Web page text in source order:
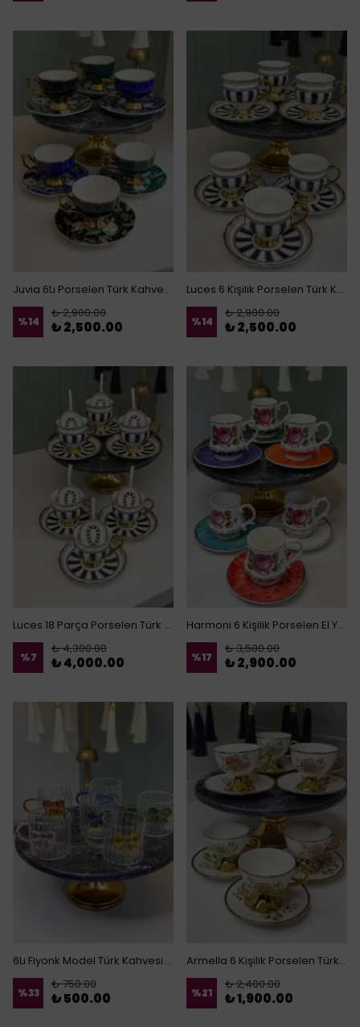
Juvia 6Lı Porselen Türk Kahvesi Fincanı
%14
₺ 2,900.00
₺ 2,500.00
Luces 6 Kişilik Porselen Türk Kahvesi Fincanı
%14
₺ 2,900.00
₺ 2,500.00
Luces 18 Parça Porselen Türk Kahvesi Fincanı Sunum
%7
₺ 4,300.00
₺ 4,000.00
Harmoni 6 Kişilik Porselen El Yapımı Türk Kahvesi Fincanı
%17
₺ 3,500.00
₺ 2,900.00
6Lı Fiyonk Model Türk Kahvesi Fincanı
%33
₺ 750.00
₺ 500.00
Armella 6 Kişilik Porselen Türk Kahvesi Fincanı
%21
₺ 2,400.00
₺ 1,900.00